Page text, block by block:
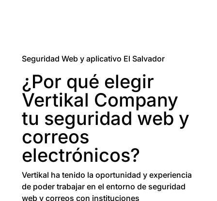
Seguridad Web y aplicativo El Salvador
¿Por qué elegir
Vertikal Company
tu seguridad web y
correos
electrónicos?
Vertikal ha tenido la oportunidad y experiencia
de poder trabajar en el entorno de seguridad
web y correos con instituciones